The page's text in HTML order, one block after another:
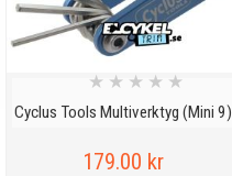
Cyclus Tools Multiverktyg (Mini 9)
★ ★ ★ ★ ★
179.00 kr